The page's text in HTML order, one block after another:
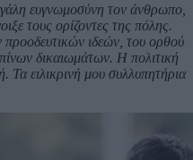
ευγνωμοσύνη τον άνθρωπο,
τους ορίζοντες της πόλης.
ιδεών, του ορθού
δικαιωμάτων. Η πολιτική
Τα ειλικρινή μου συλλυπητήρια